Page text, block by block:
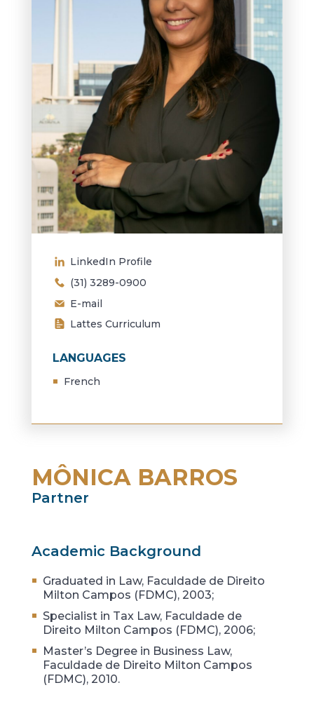
LinkedIn Profile
(31) 3289-0900
E-mail
Lattes Curriculum
LANGUAGES
French
MÔNICA BARROS
Partner
Academic Background
Graduated in Law, Faculdade de Direito
Milton Campos (FDMC), 2003;
Specialist in Tax Law, Faculdade de
Direito Milton Campos (FDMC), 2006;
Master’s Degree in Business Law,
Faculdade de Direito Milton Campos
(FDMC), 2010.